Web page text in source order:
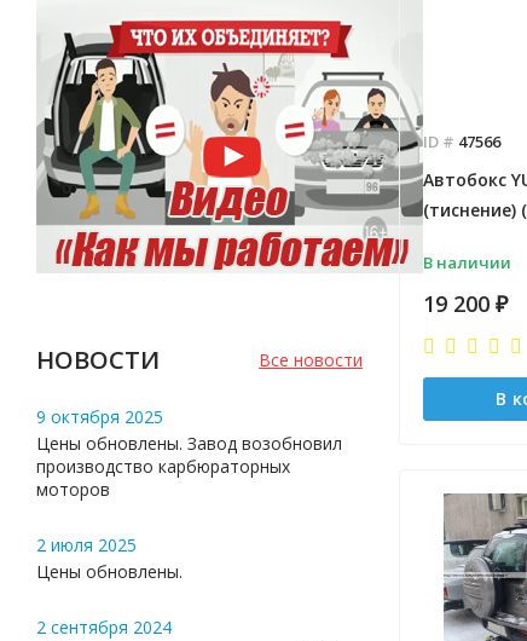
Все новости
НОВОСТИ
9 октября 2025
Цены обновлены. Завод возобновил
производство карбюраторных
моторов
2 июля 2025
Цены обновлены.
2 сентября 2024
ID # 47566
Автобокс
(тиснение)
В наличии
19 200 ₽
В